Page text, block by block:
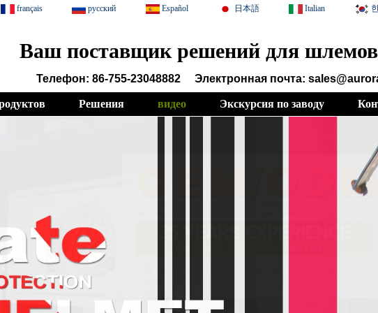
français русский Español 日本語 Italian
Ваш поставщик решений для шлемов
Телефон: 86-755-23048882 Электронная почта:
Решения видео Экскурсия по заводу